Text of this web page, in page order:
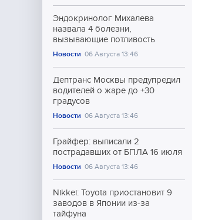
Эндокринолог Михалева
назвала 4 болезни,
вызывающие потливость
Новости 06 Августа 13:46
Дептранс Москвы предупредил
водителей о жаре до +30
градусов
Новости 06 Августа 13:46
Грайфер: выписали 2
пострадавших от БПЛА 16 июля
Новости 06 Августа 13:46
Nikkei: Toyota приостановит 9
заводов в Японии из-за
тайфуна